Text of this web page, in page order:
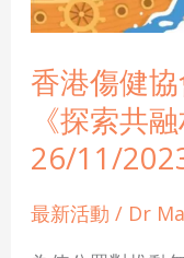
香港傷健
《探索共
26/11/
最新活動 / Dr
會
第
二
屆
共
融
暨
《探